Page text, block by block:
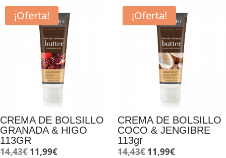
era:
14,43€.
es:
11,99€.
¡Oferta!
CREMA DE BOLSILLO
GRANADA & HIGO
113GR
14,43€ El
11,99€El
¡Oferta!
CREMA DE BOLSILLO
COCO & JENGIBRE
113gr
14,43€ El
11,99€El